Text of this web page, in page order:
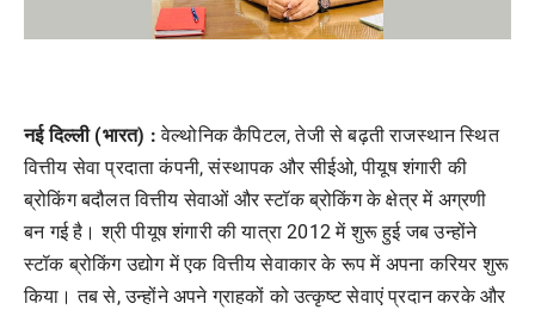
नई दिल्ली (भारत) :वेल्थोनिक कैपिटल, तेजी से बढ़ती राजस्थान स्थित
वित्तीय सेवा प्रदाता कंपनी, संस्थापक और सीईओ, पीयूष शंगारी की
ब्रोकिंग बदौलत वित्तीय सेवाओं और स्टॉक ब्रोकिंग के क्षेत्र में अग्रणी
बन गई है। श्री पीयूष शंगारी की यात्रा 2012 में शुरू हुई जब उन्होंने
स्टॉक ब्रोकिंग उद्योग में एक वित्तीय सेवाकार के रूप में अपना करियर शुरू
किया। तब से, उन्होंने अपने ग्राहकों को उत्कृष्ट सेवाएं प्रदान करके और